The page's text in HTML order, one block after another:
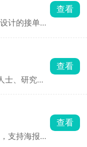
计的接单配
图导航，无
送准确性和
”或“休
间。认真配
查看
士、研究人
、添加或删
，如字体、
测源文本。
Excel、
查看
支持海报、
查看